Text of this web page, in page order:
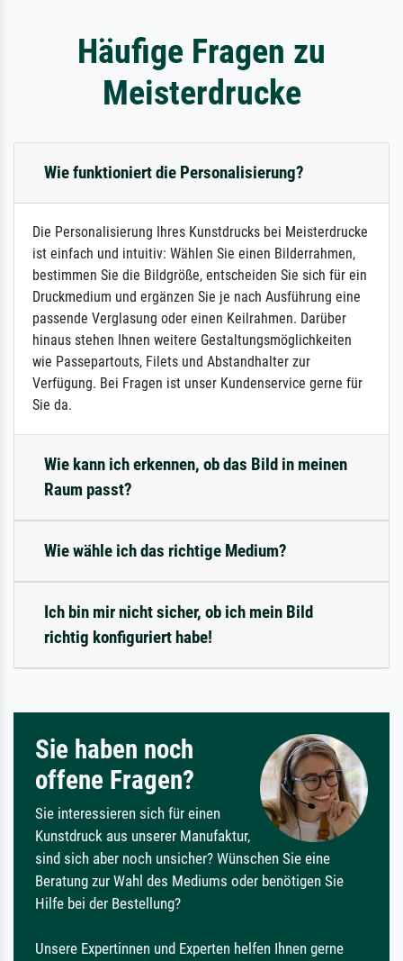
Häufige Fragen zu
Meisterdrucke
Wie funktioniert die Personalisierung?
Die Personalisierung Ihres Kunstdrucks bei Meisterdrucke
ist einfach und intuitiv: Wählen Sie einen Bilderrahmen,
bestimmen Sie die Bildgröße, entscheiden Sie sich für ein
Druckmedium und ergänzen Sie je nach Ausführung eine
passende Verglasung oder einen Keilrahmen. Darüber
hinaus stehen Ihnen weitere Gestaltungsmöglichkeiten
wie Passepartouts, Filets und Abstandhalter zur
Verfügung. Bei Fragen ist unser Kundenservice gerne für
Sie da.
Wie kann ich erkennen, ob das Bild in meinen
Raum passt?
Wie wähle ich das richtige Medium?
Ich bin mir nicht sicher, ob ich mein Bild
richtig konfiguriert habe!
Sie haben noch
offene Fragen?
Sie interessieren sich für einen
Kunstdruck aus unserer Manufaktur,
sind sich aber noch unsicher? Wünschen Sie eine
Beratung zur Wahl des Mediums oder benötigen Sie
Hilfe bei der Bestellung?
Unsere Expertinnen und Experten helfen Ihnen gerne